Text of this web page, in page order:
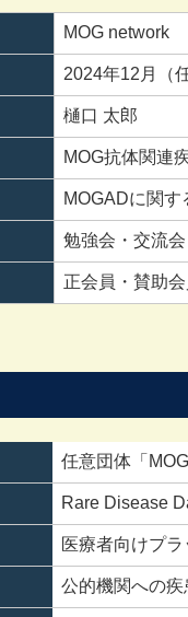
MOG network
2024年12月（
樋口 太郎
MOG抗体関連
MOGADに関
勉強会・交流
正会員・賛助
任意団体「
Rare Disease
医療者向けプ
公的機関への